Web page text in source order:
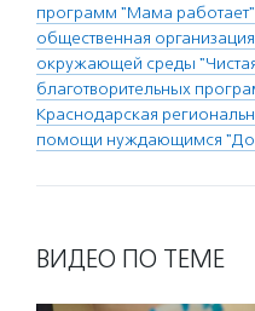
программ "Мама работает"
общественная
окружающей среды
благотворительных
Краснодарская
помощи нуждающимся
ВИДЕО ПО ТЕМЕ